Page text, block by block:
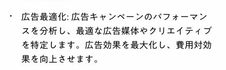
広告最適化: 広告キャンペーンのパフォーマン
スを分析し、最適な広告媒体やクリエイティブ
を特定します。広告効果を最大化し、費用対効
果を向上させます。